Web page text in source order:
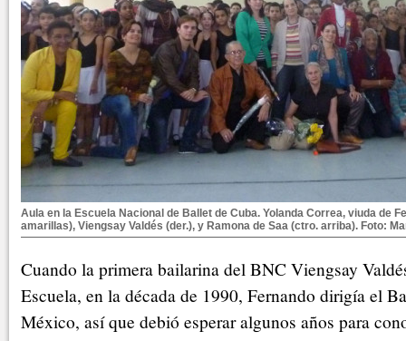
Aula en la Escuela Nacional de Ballet de Cuba. Yolanda Correa, viuda de
amarillas), Viengsay Valdés (der.), y Ramona de Saa (ctro. arriba). Foto:
Cuando la primera bailarina del BNC Viengsay
Escuela, en la década de 1990, Fernando dirigía el
México, así que debió esperar algunos años para